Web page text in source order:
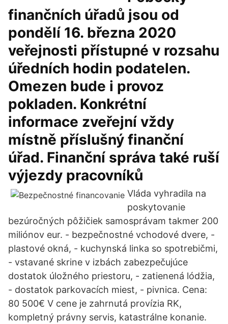
finančních úřadů jsou od
pondělí 16. března 2020
veřejnosti přístupné v rozsahu
úředních hodin podatelen.
Omezen bude i provoz
pokladen. Konkrétní
informace zveřejní vždy
místně příslušný finanční
úřad. Finanční správa také ruší
výjezdy pracovníků
Vláda vyhradila na
poskytovanie
bezúročných pôžičiek samosprávam takmer 200
miliónov eur. - bezpečnostné vchodové dvere, -
plastové okná, - kuchynská linka so spotrebičmi,
- vstavané skrine v izbách zabezpečujúce
dostatok úložného priestoru, - zatienená lódžia,
- dostatok parkovacích miest, - pivnica. Cena:
80 500€ V cene je zahrnutá provízia RK,
kompletný právny servis, katastrálne konanie.